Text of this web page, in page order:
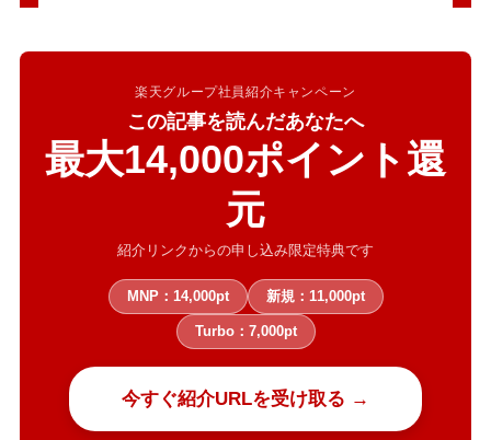
楽天グループ社員紹介キャンペーン
この記事を読んだあなたへ
最大14,000ポイント還
元
紹介リンクからの申し込み限定特典です
MNP：14,000pt 新規：11,000pt
Turbo：7,000pt
今すぐ紹介URLを受け取る →